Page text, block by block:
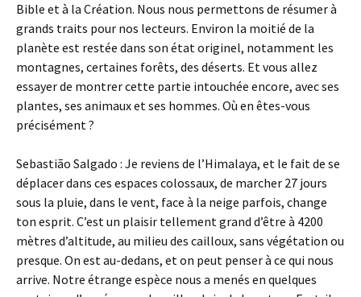
Bible et à la Création. Nous nous permettons de résumer à
grands traits pour nos lecteurs. Environ la moitié de la
planète est restée dans son état originel, notamment les
montagnes, certaines forêts, des déserts. Et vous allez
essayer de montrer cette partie intouchée encore, avec ses
plantes, ses animaux et ses hommes. Où en êtes-vous
précisément ?
Sebastião Salgado : Je reviens de l’Himalaya, et le fait de se
déplacer dans ces espaces colossaux, de marcher 27 jours
sous la pluie, dans le vent, face à la neige parfois, change
ton esprit. C’est un plaisir tellement grand d’être à 4200
mètres d’altitude, au milieu des cailloux, sans végétation ou
presque. On est au-dedans, et on peut penser à ce qui nous
arrive. Notre étrange espèce nous a menés en quelques